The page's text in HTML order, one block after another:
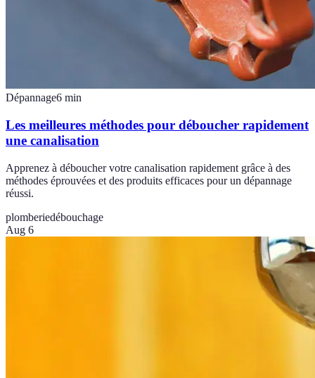
Dépannage6 min
Les meilleures méthodes pour déboucher rapidement
une canalisation
Apprenez à déboucher votre canalisation rapidement grâce à des
méthodes éprouvées et des produits efficaces pour un dépannage
réussi.
plomberiedébouchage
Aug 6